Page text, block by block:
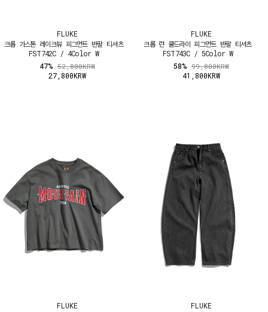
FLUKE
크롭 가스톤 레이크뷰 피그먼트 반팔 티셔츠
FST742C / 4Color W
47%52,800KRW
27,800KRW
FLUKE
크롭 런 쿨드라이 피그먼트 반팔 티셔츠
FST743C / 5Color W
58%99,800KRW
41,800KRW
FLUKE
FLUKE